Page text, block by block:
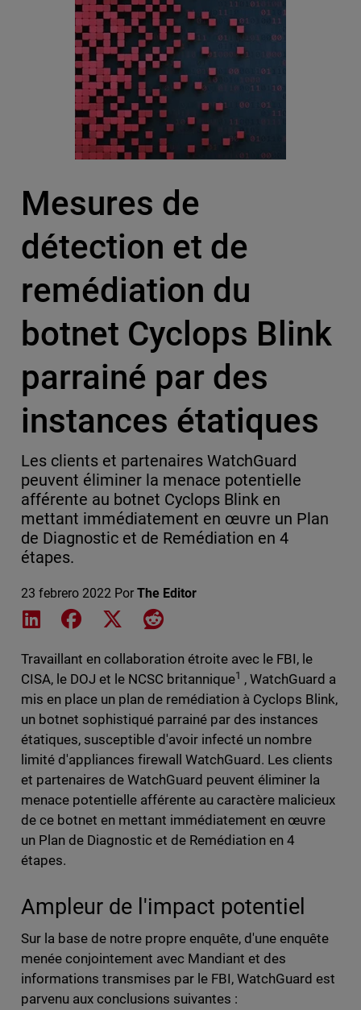
Mesures de
détection et de
remédiation du
botnet Cyclops Blink
parrainé par des
instances étatiques
Les clients et partenaires WatchGuard
peuvent éliminer la menace potentielle
afférente au botnet Cyclops Blink en
mettant immédiatement en œuvre un Plan
de Diagnostic et de Remédiation en 4
étapes.
23 febrero 2022 Por The Editor
Share on LinkedIn
Share on Facebook
Share on XShare on Reddit
Travaillant en collaboration étroite avec le FBI, le
CISA, le DOJ et le NCSC britannique1 , WatchGuard a
mis en place un plan de remédiation à Cyclops Blink,
un botnet sophistiqué parrainé par des instances
étatiques, susceptible d'avoir infecté un nombre
limité d'appliances firewall WatchGuard. Les clients
et partenaires de WatchGuard peuvent éliminer la
menace potentielle afférente au caractère malicieux
de ce botnet en mettant immédiatement en œuvre
un Plan de Diagnostic et de Remédiation en 4
étapes.
Ampleur de l'impact potentiel
Sur la base de notre propre enquête, d'une enquête
menée conjointement avec Mandiant et des
informations transmises par le FBI, WatchGuard est
parvenu aux conclusions suivantes :